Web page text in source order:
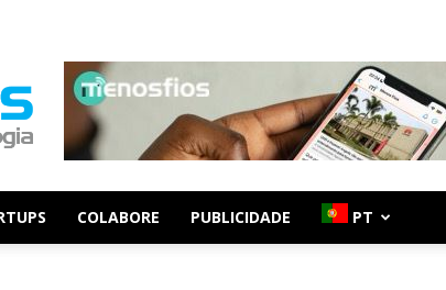
COLABORE PUBLICIDADE PT